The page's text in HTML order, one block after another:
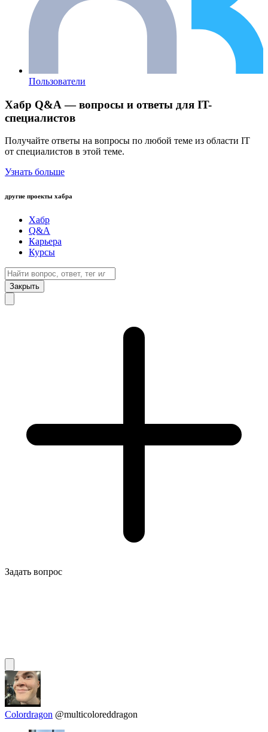
Пользователи
Хабр Q&A — вопросы и ответы для IT-
специалистов
Получайте ответы на вопросы по любой теме из области IT
от специалистов в этой теме.
Узнать больше
другие проекты хабра
Хабр
Q&A
Карьера
Курсы
Закрыть
Задать вопрос
Colordragon @multicoloreddragon